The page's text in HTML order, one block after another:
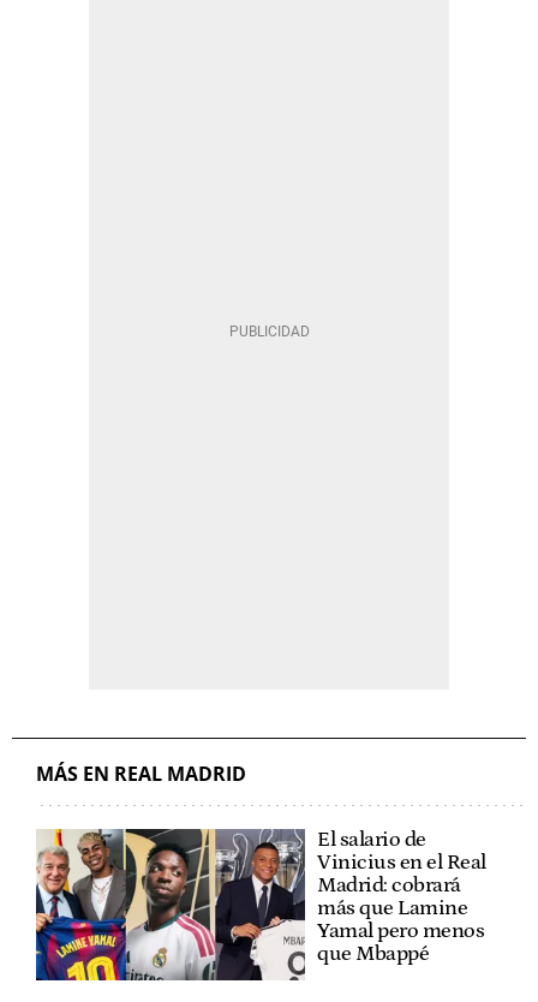
MÁS EN REAL MADRID
El salario de
Vinicius en el Real
Madrid: cobrará
más que Lamine
Yamal pero menos
que Mbappé